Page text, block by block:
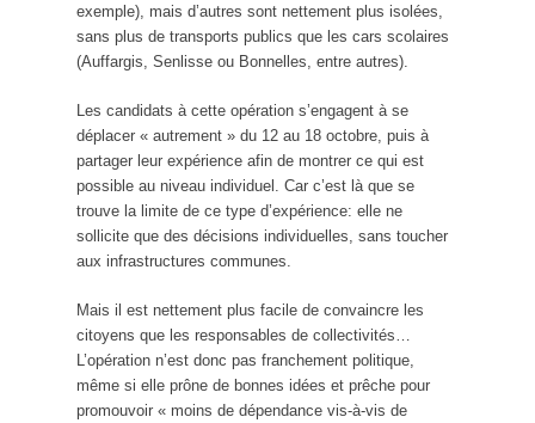
exemple), mais d’autres sont nettement plus isolées,
sans plus de transports publics que les cars scolaires
(Auffargis, Senlisse ou Bonnelles, entre autres).
Les candidats à cette opération s’engagent à se
déplacer « autrement » du 12 au 18 octobre, puis à
partager leur expérience afin de montrer ce qui est
possible au niveau individuel. Car c’est là que se
trouve la limite de ce type d’expérience: elle ne
sollicite que des décisions individuelles, sans toucher
aux infrastructures communes.
Mais il est nettement plus facile de convaincre les
citoyens que les responsables de collectivités…
L’opération n’est donc pas franchement politique,
même si elle prône de bonnes idées et prêche pour
promouvoir « moins de dépendance vis-à-vis de